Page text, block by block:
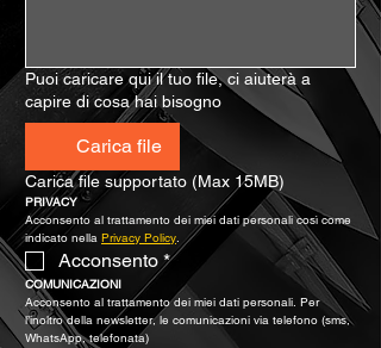
Puoi caricare qui il tuo file, ci aiuterà a
capire di cosa hai bisogno
Carica file
Carica file supportato (Max 15MB)
PRIVACY
Acconsento al trattamento dei miei dati personali così come
indicato nella Privacy Policy.
Acconsento *
COMUNICAZIONI
Acconsento al trattamento dei miei dati personali. Per
l’inoltro della newsletter, le comunicazioni via telefono (sms,
WhatsApp, telefonata)